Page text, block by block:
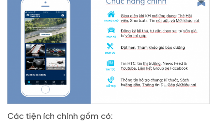
Các tiện ích chính gồm có: